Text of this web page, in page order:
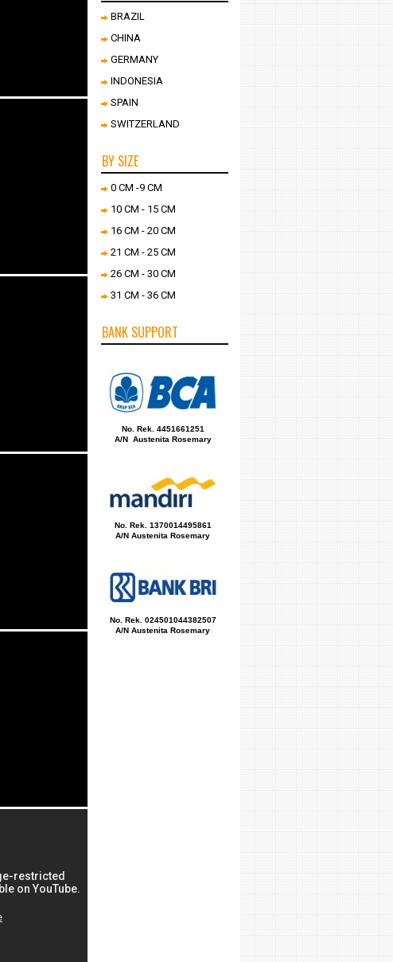
BRAZIL
CHINA
GERMANY
INDONESIA
SPAIN
SWITZERLAND
BY SIZE
0 CM -9 CM
10 CM - 15 CM
16 CM - 20 CM
21 CM - 25 CM
26 CM - 30 CM
31 CM - 36 CM
BANK SUPPORT
No. Rek. 4451661251
A/N Austenita Rosemary
No. Rek. 1370014495861
A/N Austenita Rosemary
No. Rek. 024501044382507
A/N Austenita Rosemary